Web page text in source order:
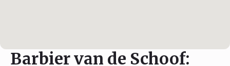
Barbier van de Schoof: